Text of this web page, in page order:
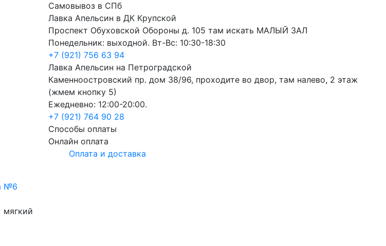
Самовывоз в СПб
Лавка Апельсин в ДК Крупской
Проспект Обуховской Обороны д. 105 там искать МАЛЫЙ ЗАЛ
Понедельник: выходной. Вт-Вс: 10:30-18:30
+7 (921) 756 63 94
Лавка Апельсин на Петроградской
Каменноостровский пр. дом 38/96, проходите во двор, там налево, 2 этаж
(жмем кнопку 5)
Ежедневно: 12:00-20:00.
+7 (921) 764 90 28
Способы оплаты
Онлайн оплата
Оплата и доставка
мягкий